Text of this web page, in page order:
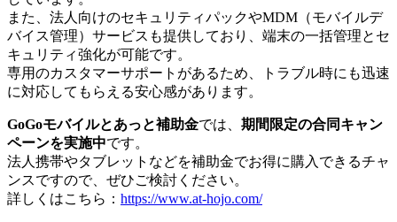
また、法人向けのセキュリティパックやMDM（モバイルデ
バイス管理）サービスも提供しており、端末の一括管理とセ
キュリティ強化が可能です。
専用のカスタマーサポートがあるため、トラブル時にも迅速
に対応してもらえる安心感があります。
GoGoモバイルとあっと補助金では、 期間限定の合同キャン
ペーンを実施中です。
法人携帯やタブレットなどを補助金でお得に購入できるチャ
ンスですので、ぜひご検討ください。
詳しくはこちら： https://www.at-hojo.com/